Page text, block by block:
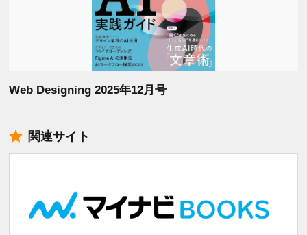
Web Designing 2025年12月号
関連サイト